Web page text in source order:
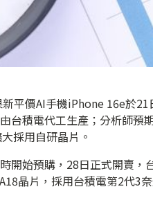
新平價AI手機iPhone 16e於
台積電代工生產；分析師預
採用自研晶片。
開始預購，28日正式開賣，
晶片，採用台積電第2代3